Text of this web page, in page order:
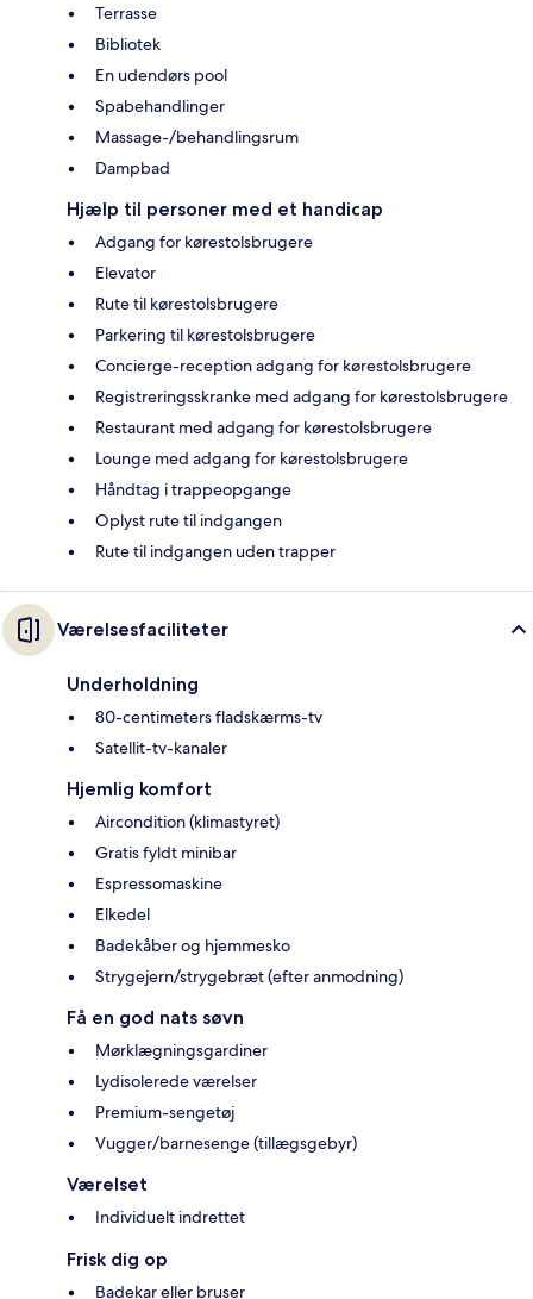
Terrasse
Bibliotek
En udendørs pool
Spabehandlinger
Massage-/behandlingsrum
Dampbad
Hjælp til personer med et handicap
Adgang for kørestolsbrugere
Elevator
Rute til kørestolsbrugere
Parkering til kørestolsbrugere
Concierge-reception adgang for kørestolsbrugere
Registreringsskranke med adgang for kørestolsbrugere
Restaurant med adgang for kørestolsbrugere
Lounge med adgang for kørestolsbrugere
Håndtag i trappeopgange
Oplyst rute til indgangen
Rute til indgangen uden trapper
Værelsesfaciliteter
Underholdning
80-centimeters fladskærms-tv
Satellit-tv-kanaler
Hjemlig komfort
Aircondition (klimastyret)
Gratis fyldt minibar
Espressomaskine
Elkedel
Badekåber og hjemmesko
Strygejern/strygebræt (efter anmodning)
Få en god nats søvn
Mørklægningsgardiner
Lydisolerede værelser
Premium-sengetøj
Vugger/barnesenge (tillægsgebyr)
Værelset
Individuelt indrettet
Frisk dig op
Badekar eller bruser